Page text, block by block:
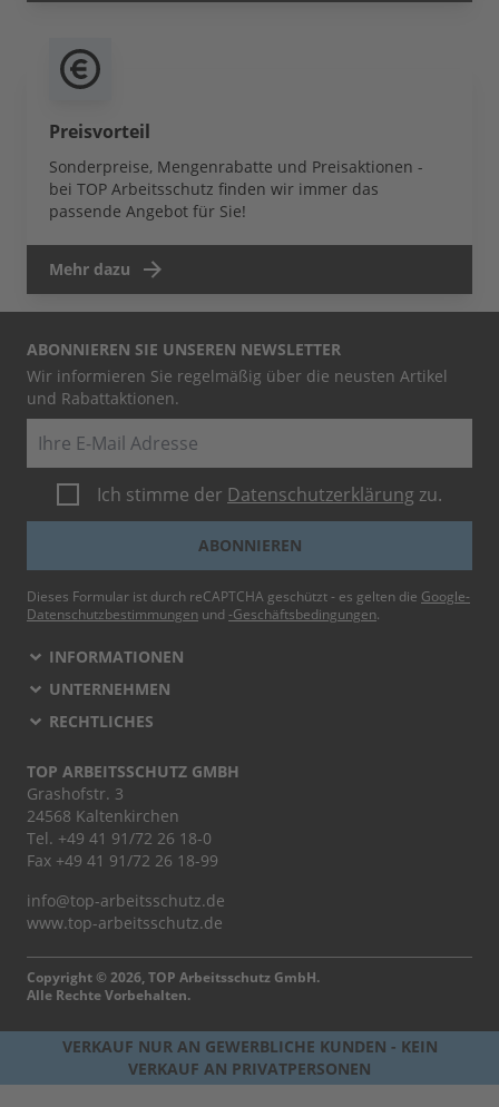
Preisvorteil
Sonderpreise, Mengenrabatte und Preisaktionen -
bei TOP Arbeitsschutz finden wir immer das
passende Angebot für Sie!
Mehr dazu
ABONNIEREN SIE UNSEREN NEWSLETTER
Wir informieren Sie regelmäßig über die neusten Artikel
und Rabattaktionen.
Ich stimme der Datenschutzerklärung zu.
ABONNIEREN
Dieses Formular ist durch reCAPTCHA geschützt - es gelten die Google-
Datenschutzbestimmungen und -Geschäftsbedingungen.
INFORMATIONEN
UNTERNEHMEN
RECHTLICHES
TOP ARBEITSSCHUTZ GMBH
Grashofstr. 3
24568 Kaltenkirchen
Tel. +49 41 91/72 26 18-0
Fax +49 41 91/72 26 18-99
info@top-arbeitsschutz.de
www.top-arbeitsschutz.de
Copyright © 2026, TOP Arbeitsschutz GmbH.
Alle Rechte Vorbehalten.
VERKAUF NUR AN GEWERBLICHE KUNDEN - KEIN
VERKAUF AN PRIVATPERSONEN